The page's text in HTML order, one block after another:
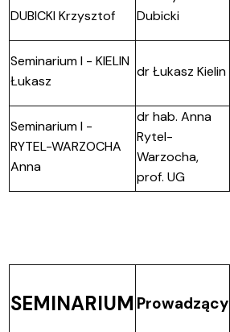
DUBICKI Krzysztof
Dubicki
Seminarium I - KIELIN
Łukasz
dr Łukasz Kielin
Seminarium I -
RYTEL-WARZOCHA
Anna
dr hab. Anna
Rytel-
Warzocha,
prof. UG
SEMINARIUM Prowadzący